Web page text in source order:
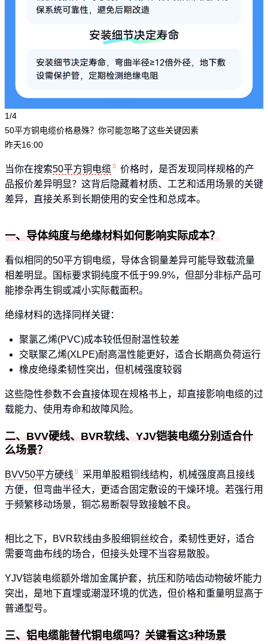
1/4
50平方铜电缆价格悬殊？你可能忽略了这些关键因素
昨天16:00
当你在搜索50平方铜电缆
价格时，是否发现同样规格的产
品报价差异明显？这背后隐藏着材质、工艺和适用场景的关键
差异，直接关系到长期使用的安全性和总成本。
一、导体纯度与绝缘材料如何影响实际成本？
看似相同的50平方铜电缆，导体含铜量差异可能导致载流量
相差明显。国标要求铜纯度不低于99.9%，但部分非标产品可
能掺杂再生铜或减小实际截面积。
绝缘材料的选择同样关键：
聚氯乙烯(PVC)成本较低但耐温性较差
交联聚乙烯(XLPE)耐高温性能更好，适合长期高负荷运行
橡皮绝缘柔韧性突出，但机械强度较弱
这些隐性参数不会直接体现在规格书上，却直接影响电缆的过
载能力、使用寿命和故障风险。
二、BVV硬线、BVR软线、YJV铠装电缆分别适合什
么场景？
BVV50平方硬线
采用单股粗铜线结构，机械强度高且接线
方便，但弯曲半径大，更适合固定敷设的干燥环境。若强行用
于频繁移动场景，铜芯易断裂导致接触不良。
相比之下，BVR软线由多股细铜丝绞合，柔韧性更好，适合
需要弯曲布线的场合，但接头处理不当容易散股。
YJV铠装电缆额外增加金属护套，抗压和防啮齿动物破坏能力
突出，是地下直埋或潮湿环境的优选，但价格和重量明显高于
普通型号。
三、铝电缆能替代铜电缆吗？关键看这3种场景